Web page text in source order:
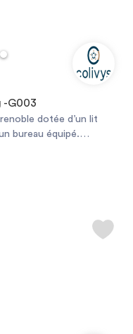
-G003
dotée d’un lit
bureau équipé.
connectées,
et les équipements
des commerces.
Eligible aux APL.